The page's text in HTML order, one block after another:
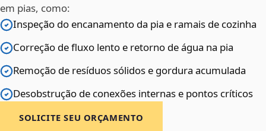
em pias, como:
Inspeção do encanamento da pia e ramais de cozinha
Correção de fluxo lento e retorno de água na pia
Remoção de resíduos sólidos e gordura acumulada
Desobstrução de conexões internas e pontos críticos
SOLICITE SEU ORÇAMENTO